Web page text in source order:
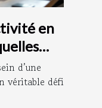
en
d’une
véritable défi